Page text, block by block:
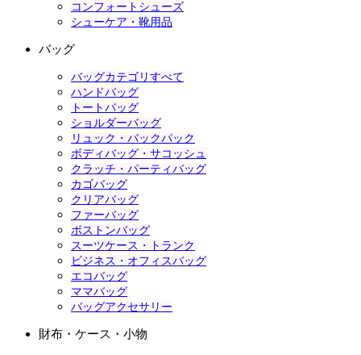
コンフォートシューズ
シューケア・靴用品
バッグ
バッグカテゴリすべて
ハンドバッグ
トートバッグ
ショルダーバッグ
リュック・バックパック
ボディバッグ・サコッシュ
クラッチ・パーティバッグ
カゴバッグ
クリアバッグ
ファーバッグ
ボストンバッグ
スーツケース・トランク
ビジネス・オフィスバッグ
エコバッグ
ママバッグ
バッグアクセサリー
財布・ケース・小物